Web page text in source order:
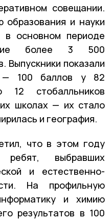
совещании.
образования и науки
в основном периоде
более 3 500
Выпускники показали
— 100 баллов у 82
стобалльников
школах — их стало
и география.
что в этом году
ребят, выбравших
и естественно-
На профильную
и химию
результатов в 100